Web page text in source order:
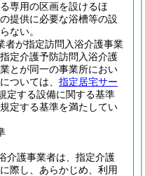
専用の区画を設けるほ
提供に必要な浴槽等の設
ない。
者が指定訪問入浴介護事業
定介護予防訪問入浴介護
とが同一の事業所におい
ついては、 指定居宅サー
定する設備に関する基準
定する基準を満たしてい
介護事業者は、指定介護
際し、あらかじめ、利用